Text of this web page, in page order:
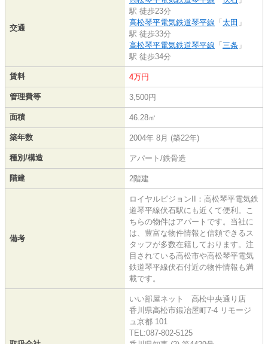
交通
駅 徒歩23分
高松琴平電気鉄道琴平線 「 太田 」
駅 徒歩33分
高松琴平電気鉄道琴平線 「 三条 」
駅 徒歩34分
賃料 4万円
管理費等 3,500円
面積 46.28㎡
築年数 2004年 8月 (築22年)
種別/構造 アパート/鉄骨造
階建 2階建
備考
ロイヤルピジョンII：高松琴平電気鉄
道琴平線伏石駅にも近くて便利。こ
ちらの物件はアパートです。当社に
は、豊富な物件情報と信頼できるス
タッフが多数在籍しております。注
目されている高松市や高松琴平電気
鉄道琴平線伏石付近の物件情報も満
載です。
いい部屋ネット 高松中央通り店
香川県高松市鍛冶屋町7-4 リモージ
ュ京都 101
TEL:087-802-5125